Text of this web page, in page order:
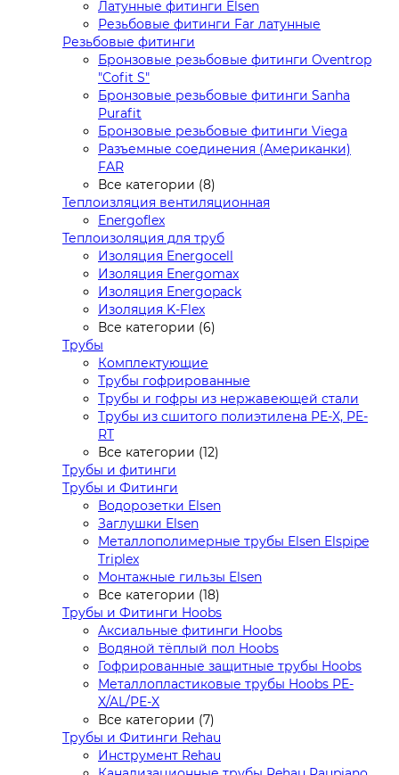
Латунные фитинги Elsen
Резьбовые фитинги Far латунные
Резьбовые фитинги
Бронзовые резьбовые фитинги Oventrop
"Cofit S"
Бронзовые резьбовые фитинги Sanha
Purafit
Бронзовые резьбовые фитинги Viega
Разъемные соединения (Американки)
FAR
Все категории (8)
Теплоизляция вентиляционная
Energoflex
Теплоизоляция для труб
Изоляция Energocell
Изоляция Energomax
Изоляция Energopack
Изоляция K-Flex
Все категории (6)
Трубы
Комплектующие
Трубы гофрированные
Трубы и гофры из нержавеющей стали
Трубы из сшитого полиэтилена PE-X, PE-
RT
Все категории (12)
Трубы и фитинги
Трубы и Фитинги
Водорозетки Elsen
Заглушки Elsen
Металлополимерные трубы Elsen Elspipe
Triplex
Монтажные гильзы Elsen
Все категории (18)
Трубы и Фитинги Hoobs
Аксиальные фитинги Hoobs
Водяной тёплый пол Hoobs
Гофрированные защитные трубы Hoobs
Металлопластиковые трубы Hoobs PE-
X/AL/PE-X
Все категории (7)
Трубы и Фитинги Rehau
Инструмент Rehau